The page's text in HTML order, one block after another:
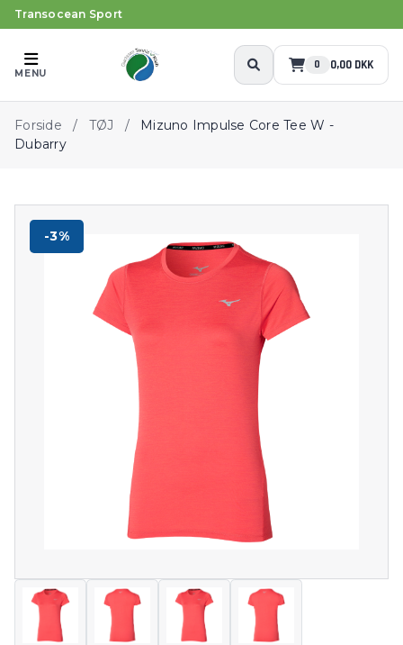
Transocean Sport
MENU
0 0,00 DKK
Forside / TØJ /
Mizuno Impulse Core Tee W -
Dubarry
-3%